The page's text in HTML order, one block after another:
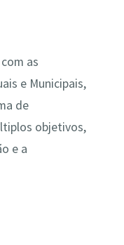
as
e Municipais,
de
objetivos,
e a